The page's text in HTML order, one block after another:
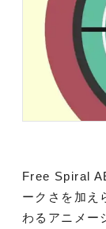
Free Spiral
ークさを加え
わるアニメー